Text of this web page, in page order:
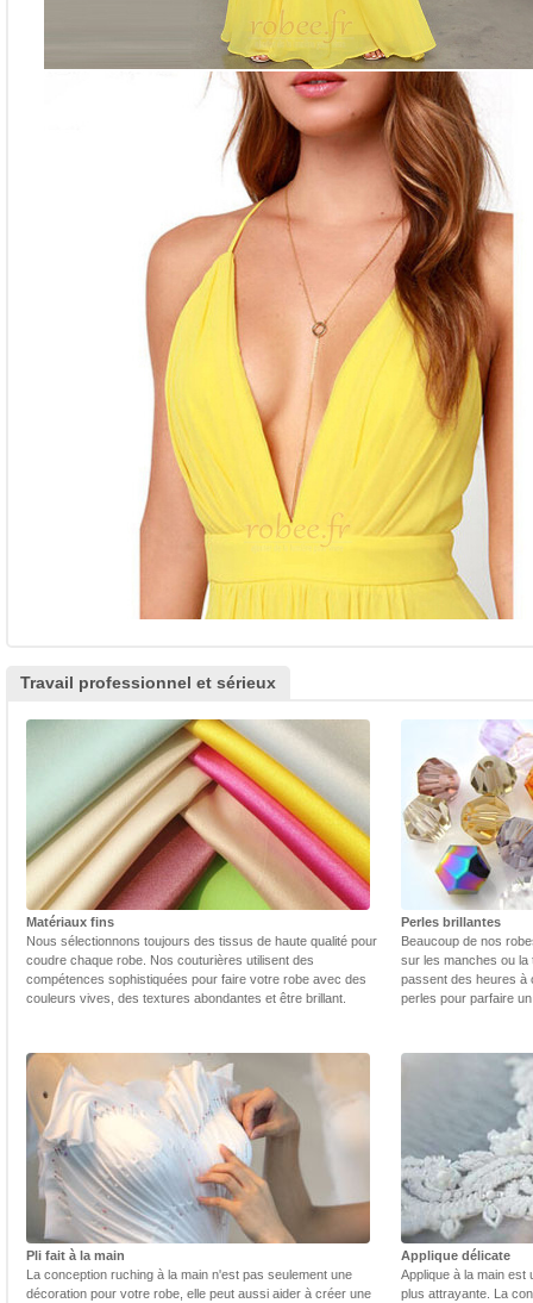
Travail professionnel et sérieux
Matériaux fins
Nous sélectionnons toujours des tissus de haute qualité pour
coudre chaque robe. Nos couturières utilisent des
compétences sophistiquées pour faire votre robe avec des
couleurs vives, des textures abondantes et être brillant.
Perles brillantes
Beaucoup de nos
sur les manches ou la
passent des heures à
perles pour parfaire
Pli fait à la main
La conception ruching à la main n'est pas seulement une
décoration pour votre robe, elle peut aussi aider à créer une
Applique délicate
Applique à la main est
plus attrayante. La